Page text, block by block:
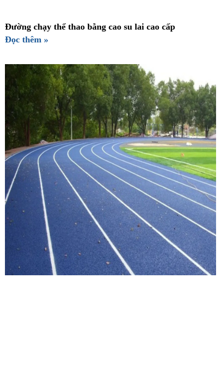
Đường chạy thể thao bằng cao su lai cao cấp
Đọc thêm »